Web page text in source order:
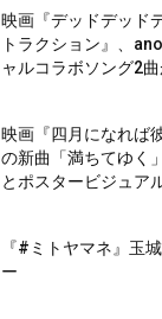
映画『デッドデッド
トラクション』、
ャルコラボソング2
映画『四月になれば
の新曲「満ちてゆく
とポスタービジュア
『#ミトヤマネ』玉
ー